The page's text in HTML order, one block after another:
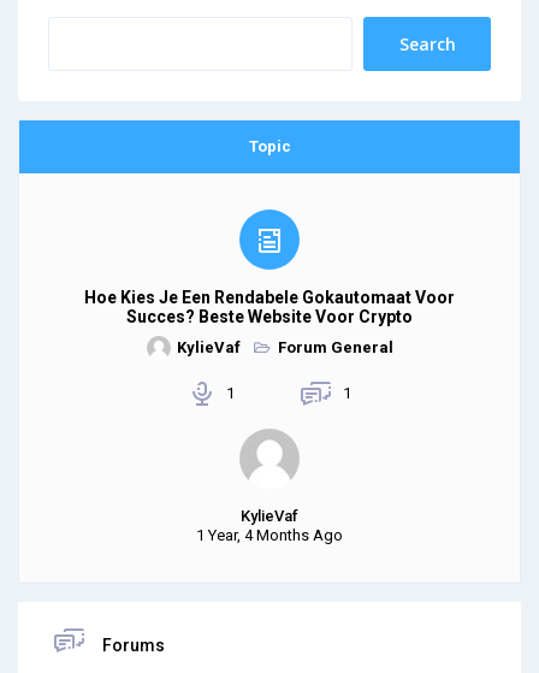
Topic
Hoe Kies Je Een Rendabele Gokautomaat Voor
Succes? Beste Website Voor Crypto
KylieVaf Forum General
1 1
KylieVaf
1 Year, 4 Months Ago
Forums